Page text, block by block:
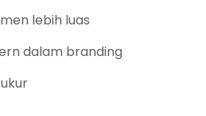
lebih luas
dalam branding